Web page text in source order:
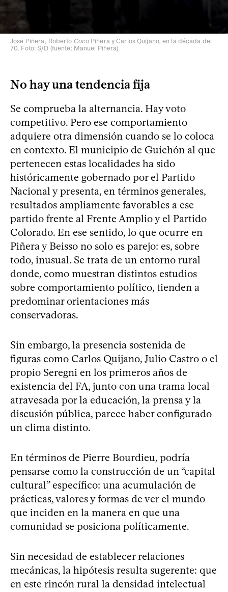
José Piñera, Roberto Coco Piñera y Carlos Quijano, en la década del
70. Foto: S/D (fuente: Manuel Piñera).
No hay una tendencia fija
Se comprueba la alternancia. Hay voto
competitivo. Pero ese comportamiento
adquiere otra dimensión cuando se lo coloca
en contexto. El municipio de Guichón al que
pertenecen estas localidades ha sido
históricamente gobernado por el Partido
Nacional y presenta, en términos generales,
resultados ampliamente favorables a ese
partido frente al Frente Amplio y el Partido
Colorado. En ese sentido, lo que ocurre en
Piñera y Beisso no solo es parejo: es, sobre
todo, inusual. Se trata de un entorno rural
donde, como muestran distintos estudios
sobre comportamiento político, tienden a
predominar orientaciones más
conservadoras.
Sin embargo, la presencia sostenida de
figuras como Carlos Quijano, Julio Castro o el
propio Seregni en los primeros años de
existencia del FA, junto con una trama local
atravesada por la educación, la prensa y la
discusión pública, parece haber configurado
un clima distinto.
En términos de Pierre Bourdieu, podría
pensarse como la construcción de un “capital
cultural” específico: una acumulación de
prácticas, valores y formas de ver el mundo
que inciden en la manera en que una
comunidad se posiciona políticamente.
Sin necesidad de establecer relaciones
mecánicas, la hipótesis resulta sugerente: que
en este rincón rural la densidad intelectual